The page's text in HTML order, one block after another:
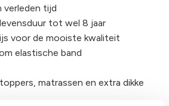
verleden tijd
levensduur tot wel 8 jaar
voor de mooiste kwaliteit
elastische band
matrassen en extra dikke